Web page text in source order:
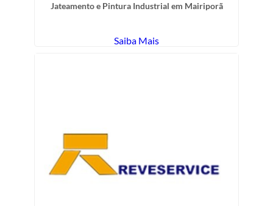
Jateamento e Pintura Industrial em Mairiporã
Saiba Mais